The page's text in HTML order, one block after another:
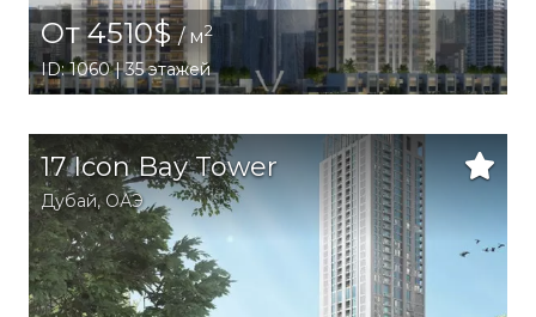
От 4510$/ м2
ID: 1060 | 35 этажей
17 Icon Bay Tower
Дубай,ОАЭ